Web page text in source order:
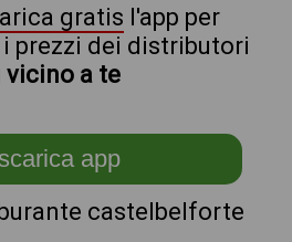
gratis l'app per
prezzi dei distributori
vicino a te
app
castelbelforte